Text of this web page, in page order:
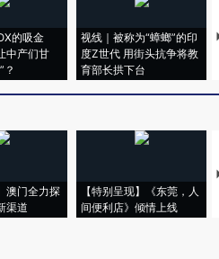
的吸金
中产们甘
？
视线｜被称为“蟑螂”的印
度Z世代 用街头抗争将教
育部长拱下台
澳门全力探
渠道
【特别呈现】《东莞，人
间便利店》倾情上线